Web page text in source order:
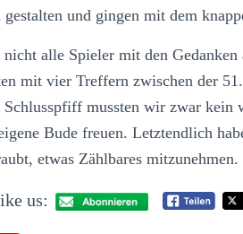
gestalten und gingen mit dem
alle Spieler mit den
mit vier Treffern zwischen der
mussten wir zwar kein
Bude freuen. Letztendlich
etwas Zählbares
us: